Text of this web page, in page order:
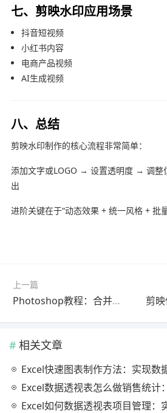
七、剪映水印应用场景
抖音短视频
小红书内容
电商产品视频
AI生成视频
八、总结
剪映水印制作的核心流程非常简单：
添加文字或LOGO → 设置透明度 → 调
出
进阶关键在于“动态效果 + 统一风格 + 批量
上一篇
Photoshop教程：合并视频完整教程2026最新版（最新方法）
相关文章
Excel快速图表制作方法：实现数
Excel数据透视表怎么做销售统计：实现
Excel如何数据透视表项目管理：实现进